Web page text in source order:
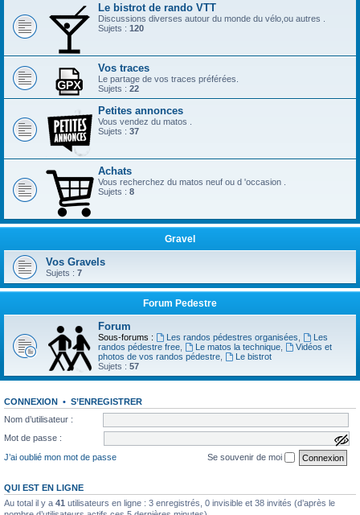
Le bistrot de rando VTT
Discussions diverses autour du monde du vélo,ou autres .
Sujets : 120
Vos traces
Le partage de vos traces préférées.
Sujets : 22
Petites annonces
Vous vendez du matos .
Sujets : 37
Achats
Vous recherchez du matos neuf ou d 'occasion .
Sujets : 8
Gravel
Vos Gravels
Sujets : 7
Forum Pedestre
Forum
Sous-forums : Les randos pédestres organisées
Les
randos pédestre free
Le matos la technique,
Vidéos et
photos de vos randos pédestre
Le bistrot
Sujets : 57
CONNEXION • S’ENREGISTRER
Nom d’utilisateur :
Mot de passe :
a
f
f
h
J’ai oublié mon mot de passe Se souvenir de moi
QUI EST EN LIGNE
Au total il y a 41 utilisateurs en ligne : 3 enregistrés, 0 invisible et 38 invités (d’après le